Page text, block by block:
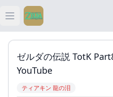
Open main menu
ティ
ゼルダの伝説 TotK
YouTube
ティアキン 龍の泪